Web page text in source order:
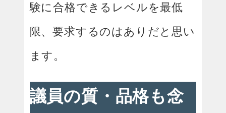
験に合格できるレベルを最低
限、要求するのはありだと思い
ます。
議員の質・品格も念